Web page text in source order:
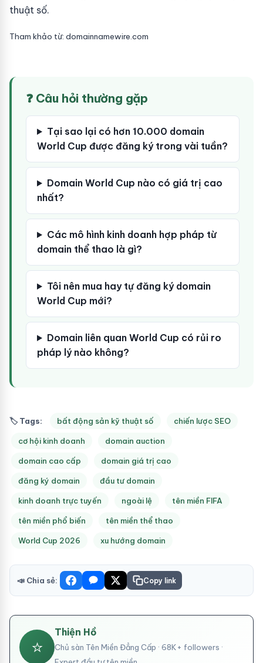
thuật số.
Tham khảo từ: domainnamewire.com
❓ Câu hỏi thường gặp
Tại sao lại có hơn 10.000 domain
World Cup được đăng ký trong vài tuần?
Domain World Cup nào có giá trị cao
nhất?
Các mô hình kinh doanh hợp pháp từ
domain thể thao là gì?
Tôi nên mua hay tự đăng ký domain
World Cup mới?
Domain liên quan World Cup có rủi ro
pháp lý nào không?
🏷 Tags: bất động sản kỹ thuật số chiến lược SEO
cơ hội kinh doanh domain auction
domain cao cấp domain giá trị cao
đăng ký domain đầu tư domain
kinh doanh trực tuyến ngoài lệ tên miền FIFA
tên miền phổ biến tên miền thể thao
World Cup 2026 xu hướng domain
📣 Chia sẻ: Copy link
⭐
Thiện Hồ
Chủ sàn Tên Miền Đẳng Cấp · 68K+ followers ·